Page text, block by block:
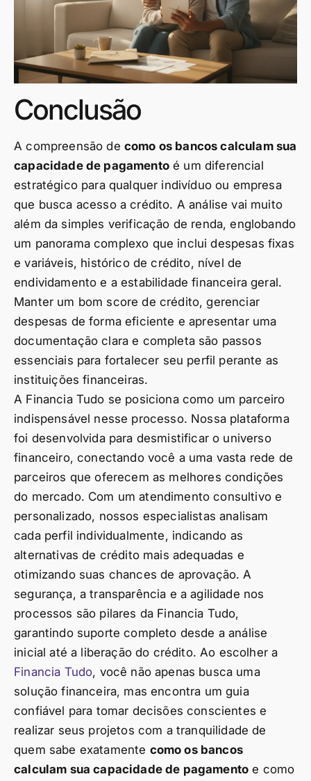
Conclusão
A compreensão de como os bancos calculam sua
capacidade de pagamentoé um diferencial
estratégico para qualquer indivíduo ou empresa
que busca acesso a crédito. A análise vai muito
além da simples verificação de renda, englobando
um panorama complexo que inclui despesas fixas
e variáveis, histórico de crédito, nível de
endividamento e a estabilidade financeira geral.
Manter um bom score de crédito, gerenciar
despesas de forma eficiente e apresentar uma
documentação clara e completa são passos
essenciais para fortalecer seu perfil perante as
instituições financeiras.
A Financia Tudo se posiciona como um parceiro
indispensável nesse processo. Nossa plataforma
foi desenvolvida para desmistificar o universo
financeiro, conectando você a uma vasta rede de
parceiros que oferecem as melhores condições
do mercado. Com um atendimento consultivo e
personalizado, nossos especialistas analisam
cada perfil individualmente, indicando as
alternativas de crédito mais adequadas e
otimizando suas chances de aprovação. A
segurança, a transparência e a agilidade nos
processos são pilares da Financia Tudo,
garantindo suporte completo desde a análise
inicial até a liberação do crédito. Ao escolher a
Financia Tudo, você não apenas busca uma
solução financeira, mas encontra um guia
confiável para tomar decisões conscientes e
realizar seus projetos com a tranquilidade de
quem sabe exatamente como os bancos
calculam sua capacidade de pagamento e como